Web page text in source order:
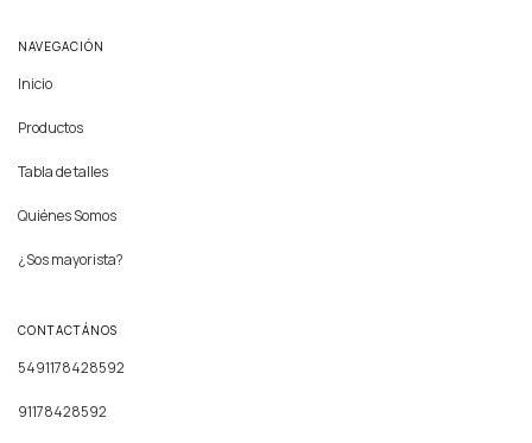
NAVEGACIÓN
Inicio
Productos
Tabla de talles
Quiénes Somos
¿Sos mayorista?
CONTACTÁNOS
5491178428592
91178428592